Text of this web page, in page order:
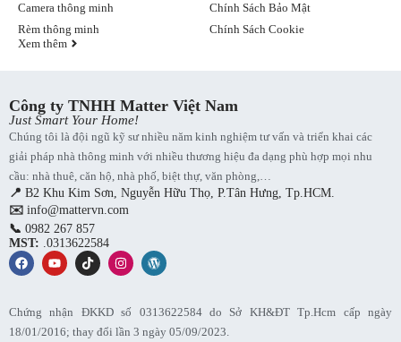
Chính Sách Bảo Mật
Chính Sách Cookie
Camera thông minh
Rèm thông minh
Xem thêm
Công ty TNHH Matter Việt Nam
Just Smart Your Home!
Chúng tôi là đội ngũ kỹ sư nhiều năm kinh nghiệm tư vấn và triển khai các
giải pháp nhà thông minh với nhiều thương hiệu đa dạng phù hợp mọi nhu
cầu: nhà thuê, căn hộ, nhà phố, biệt thự, văn phòng,…
📍 B2 Khu Kim Sơn, Nguyễn Hữu Thọ, P.Tân Hưng, Tp.HCM.
✉️ info@mattervn.com
📞 0982 267 857
MST: .0313622584
Chứng nhận ĐKKD số 0313622584 do Sở KH&ĐT Tp.Hcm cấp ngày
18/01/2016; thay đổi lần 3 ngày 05/09/2023.